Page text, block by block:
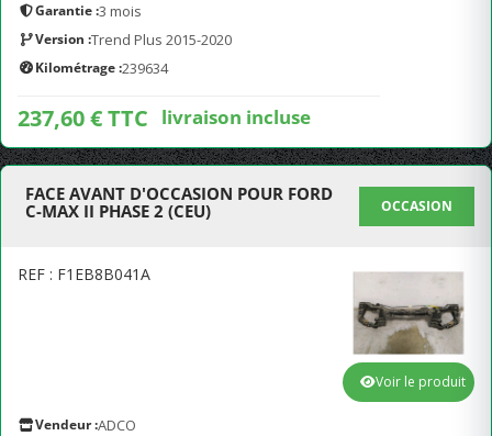
Garantie :3 mois
Version :Trend Plus 2015-2020
Kilométrage :239634
237,60 € TTC livraison incluse
FACE AVANT D'OCCASION POUR FORD
C-MAX II PHASE 2 (CEU)
OCCASION
REF : F1EB8B041A
Vendeur :ADCO
Voir le produit